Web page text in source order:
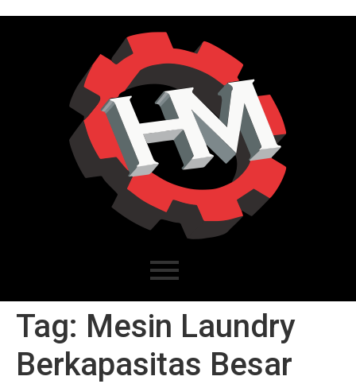
Tag: Mesin Laundry
Berkapasitas Besar